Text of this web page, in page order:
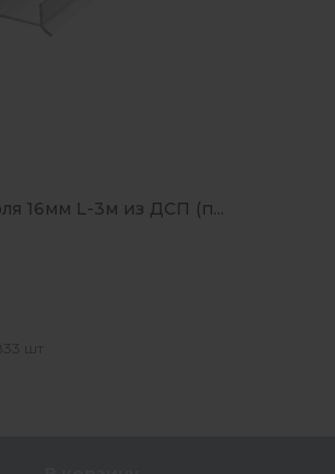
16мм L-3м из ДСП (п...
шт